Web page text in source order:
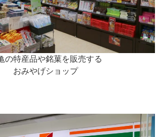
の特産品や銘菓を販売する
おみやげショップ